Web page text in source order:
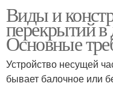
Виды и
перекрытий в
Основные
Устройство несущей
бывает балочное или